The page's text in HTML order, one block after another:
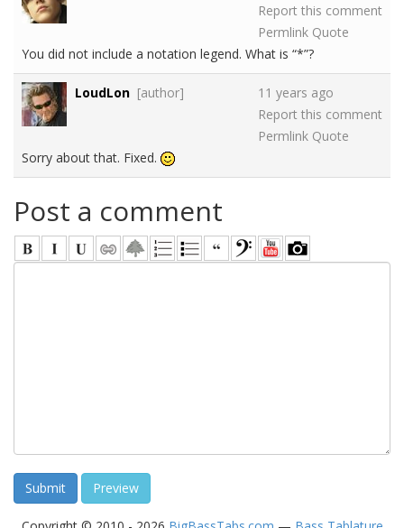
Report this comment
Permlink Quote
You did not include a notation legend. What is “*”?
LoudLon [author]
11 years ago
Report this comment
Permlink Quote
Sorry about that. Fixed.
Post a comment